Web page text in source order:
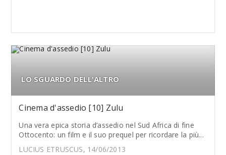
LO SGUARDO DELL'ALTRO
Cinema d'assedio [10] Zulu
Una vera epica storia d’assedio nel Sud Africa di fine
Ottocento: un film e il suo prequel per ricordare la più...
LUCIUS ETRUSCUS, 14/06/2013